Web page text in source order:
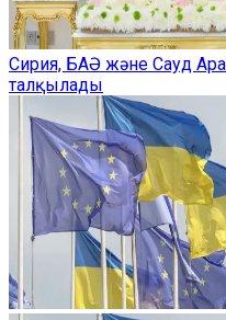
Сирия, БАӘ және Сауд
талқылады